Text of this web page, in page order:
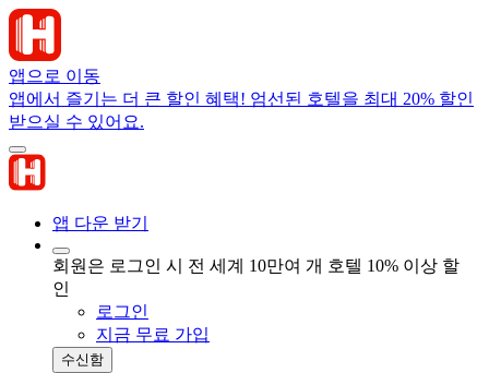
앱으로 이동
앱에서 즐기는 더 큰 할인 혜택! 엄선된 호텔을 최대 20% 할인
받으실 수 있어요.
앱 다운 받기
회원은 로그인 시 전 세계 10만여 개 호텔 10% 이상 할
인
로그인
지금 무료 가입
수신함